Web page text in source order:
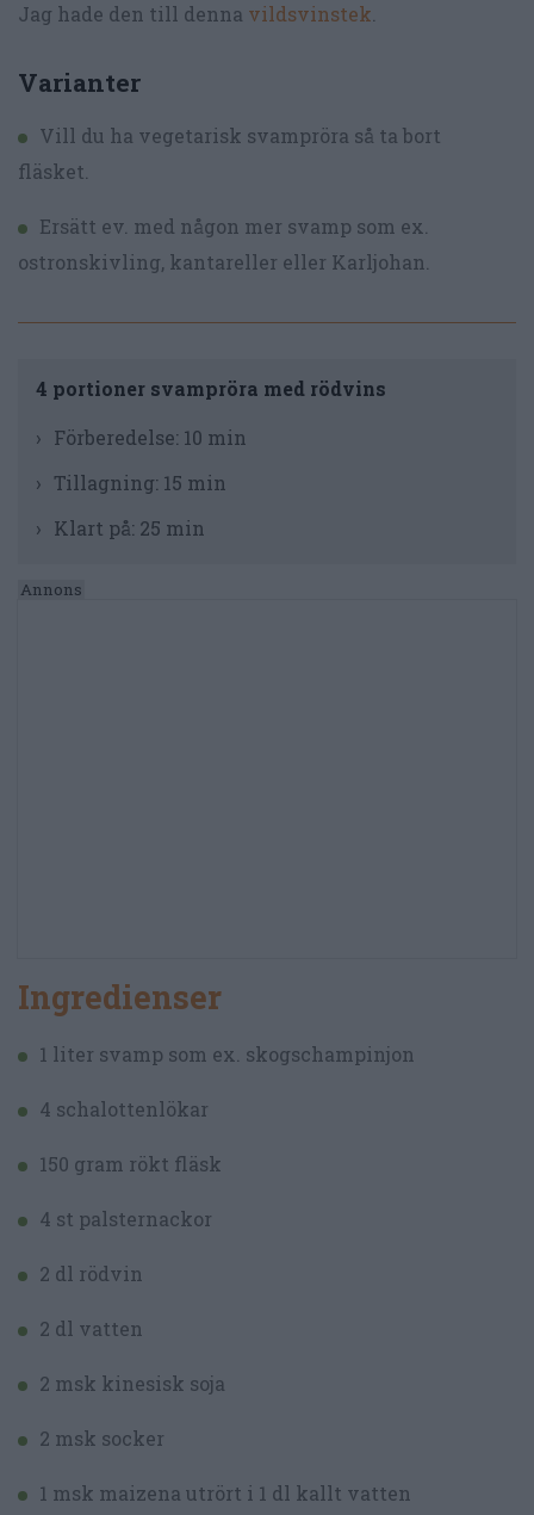
Jag hade den till denna vildsvinstek.
Varianter
Vill du ha vegetarisk svampröra så ta bort
fläsket.
Ersätt ev. med någon mer svamp som ex.
ostronskivling, kantareller eller Karljohan.
4 portioner svampröra med rödvins
Förberedelse: 10 min
Tillagning: 15 min
Klart på: 25 min
Ingredienser
1 liter svamp som ex. skogschampinjon
4 schalottenlökar
150 gram rökt fläsk
4 st palsternackor
2 dl rödvin
2 dl vatten
2 msk kinesisk soja
2 msk socker
1 msk maizena utrört i 1 dl kallt vatten